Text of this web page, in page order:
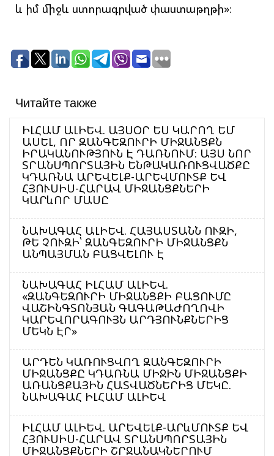
և իմ միջև ստորագրված փաստաթղթի»։
Читайте также
ԻԼՀԱՄ ԱԼԻԵՎ. ԱՅՍՕՐ ԵՍ ԿԱՐՈՂ ԵՄ
ԱՍԵԼ, ՈՐ ԶԱՆԳԵԶՈՒՐԻ ՄԻՋԱՆՑՔՆ
ԻՐԱԿԱՆՈՒԹՅՈՒՆ Է ԴԱՌՆՈՒՄ։ ԱՅՍ ՆՈՐ
ՏՐԱՆՍՊՈՐՏԱՅԻՆ ԵՆԹԱԿԱՌՈՒՑՎԱԾՔԸ
ԿԴԱՌՆԱ ԱՐԵՎԵԼՔ-ԱՐԵՎՄՈՒՏՔ ԵՎ
ՀՅՈՒՍԻՍ-ՀԱՐԱՎ ՄԻՋԱՆՑՔՆԵՐԻ
ԿԱՐևՈՐ ՄԱՍԸ
ՆԱԽԱԳԱՀ ԱԼԻԵՎ. ՀԱՅԱՍՏԱՆՆ ՈՒԶԻ,
ԹԵ ՉՈՒԶԻ՝ ԶԱՆԳԵԶՈՒՐԻ ՄԻՋԱՆՑՔՆ
ԱՆՊԱՅՄԱՆ ԲԱՑՎԵԼՈՒ Է
ՆԱԽԱԳԱՀ ԻԼՀԱՄ ԱԼԻԵՎ.
«ԶԱՆԳԵԶՈՒՐԻ ՄԻՋԱՆՑՔԻ ԲԱՑՈՒՄԸ
ՎԱՇԻՆԳՏՈՆՅԱՆ ԳԱԳԱԹԱԺՈՂՈՎԻ
ԿԱՐԵՎՈՐԱԳՈՒՅՆ ԱՐԴՅՈՒՆՔՆԵՐԻՑ
ՄԵԿՆ ԷՐ»
ԱՐԴԵՆ ԿԱՌՈՒՑՎՈՂ ԶԱՆԳԵԶՈՒՐԻ
ՄԻՋԱՆՑՔԸ ԿԴԱՌՆԱ ՄԻՋԻՆ ՄԻՋԱՆՑՔԻ
ԱՌԱՆՑՔԱՅԻՆ ՀԱՏՎԱԾՆԵՐԻՑ ՄԵԿԸ.
ՆԱԽԱԳԱՀ ԻԼՀԱՄ ԱԼԻԵՎ
ԻԼՀԱՄ ԱԼԻԵՎ. ԱՐԵՎԵԼՔ-ԱՐևՄՈՒՏՔ ԵՎ
ՀՅՈՒՍԻՍ-ՀԱՐԱՎ ՏՐԱՆՍՊՈՐՏԱՅԻՆ
ՄԻՋԱՆՑՔՆԵՐԻ ՇՐՋԱՆԱԿՆԵՐՈՒՄ